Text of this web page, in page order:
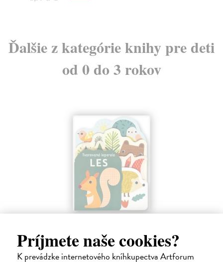
Príjmete naše cookies?
K prevádzke internetového kníhkupectva Artforum
Ďalšie z kategórie knihy pre deti
od 0 do 3 rokov
Payne Sally
| Kniha
Táto knižka s veselými obrázkami a rôzne tvarovanými stránkami
zaujme malé deti a zoznámi ich so životom v lese.